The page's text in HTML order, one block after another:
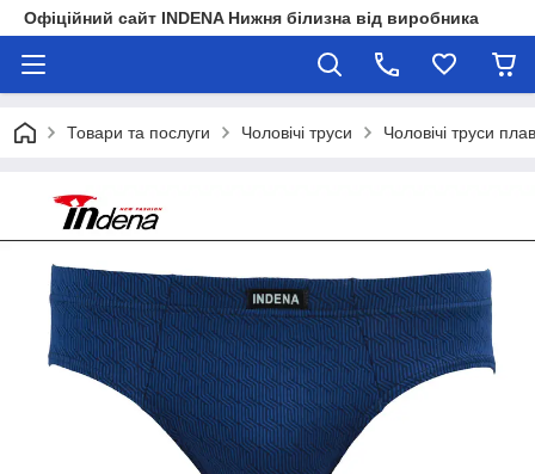
Офіційний сайт INDENA Нижня білизна від виробника
Товари та послуги Чоловічі труси Чоловічі труси